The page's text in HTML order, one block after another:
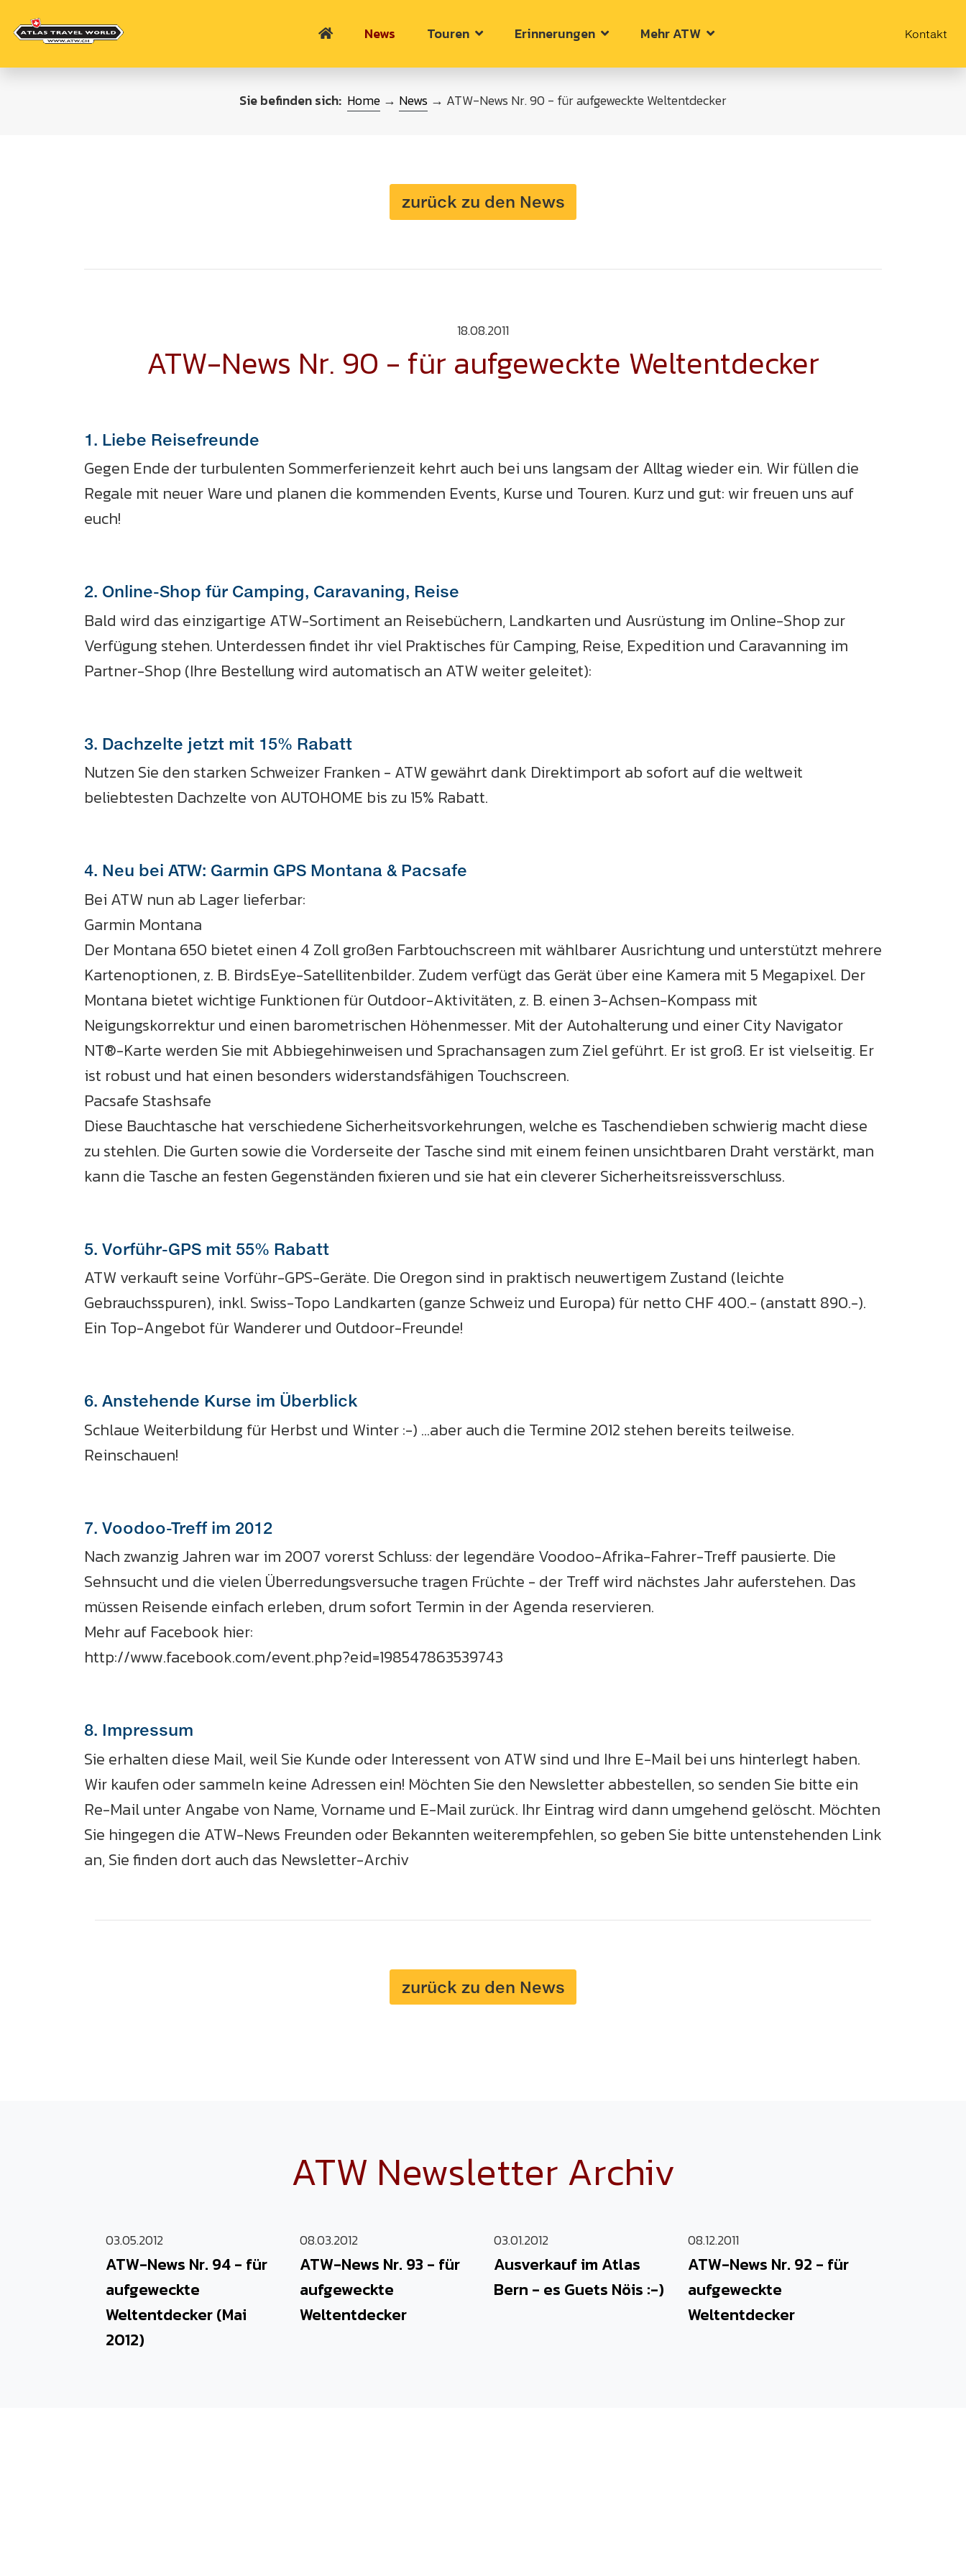
News Touren Erinnerungen Mehr ATW Kontakt
Sie befinden sich: Home → News → ATW-News Nr. 90 - für aufgeweckte Weltentdecker
zurück zu den News
18.08.2011
ATW-News Nr. 90 - für aufgeweckte Weltentdecker
1. Liebe Reisefreunde
Gegen Ende der turbulenten Sommerferienzeit kehrt auch bei uns langsam der Alltag wieder ein. Wir füllen die
Regale mit neuer Ware und planen die kommenden Events, Kurse und Touren. Kurz und gut: wir freuen uns auf
euch!
2. Online-Shop für Camping, Caravaning, Reise
Bald wird das einzigartige ATW-Sortiment an Reisebüchern, Landkarten und Ausrüstung im Online-Shop zur
Verfügung stehen. Unterdessen findet ihr viel Praktisches für Camping, Reise, Expedition und Caravanning im
Partner-Shop (Ihre Bestellung wird automatisch an ATW weiter geleitet):
3. Dachzelte jetzt mit 15% Rabatt
Nutzen Sie den starken Schweizer Franken - ATW gewährt dank Direktimport ab sofort auf die weltweit
beliebtesten Dachzelte von AUTOHOME bis zu 15% Rabatt.
4. Neu bei ATW: Garmin GPS Montana & Pacsafe
Bei ATW nun ab Lager lieferbar:
Garmin Montana
Der Montana 650 bietet einen 4 Zoll großen Farbtouchscreen mit wählbarer Ausrichtung und unterstützt mehrere
Kartenoptionen, z. B. BirdsEye-Satellitenbilder. Zudem verfügt das Gerät über eine Kamera mit 5 Megapixel. Der
Montana bietet wichtige Funktionen für Outdoor-Aktivitäten, z. B. einen 3-Achsen-Kompass mit
Neigungskorrektur und einen barometrischen Höhenmesser. Mit der Autohalterung und einer City Navigator
NT®-Karte werden Sie mit Abbiegehinweisen und Sprachansagen zum Ziel geführt. Er ist groß. Er ist vielseitig. Er
ist robust und hat einen besonders widerstandsfähigen Touchscreen.
Pacsafe Stashsafe
Diese Bauchtasche hat verschiedene Sicherheitsvorkehrungen, welche es Taschendieben schwierig macht diese
zu stehlen. Die Gurten sowie die Vorderseite der Tasche sind mit einem feinen unsichtbaren Draht verstärkt, man
kann die Tasche an festen Gegenständen fixieren und sie hat ein cleverer Sicherheitsreissverschluss.
5. Vorführ-GPS mit 55% Rabatt
ATW verkauft seine Vorführ-GPS-Geräte. Die Oregon sind in praktisch neuwertigem Zustand (leichte
Gebrauchsspuren), inkl. Swiss-Topo Landkarten (ganze Schweiz und Europa) für netto CHF 400.- (anstatt 890.-).
Ein Top-Angebot für Wanderer und Outdoor-Freunde!
6. Anstehende Kurse im Überblick
Schlaue Weiterbildung für Herbst und Winter :-) ...aber auch die Termine 2012 stehen bereits teilweise.
Reinschauen!
7. Voodoo-Treff im 2012
Nach zwanzig Jahren war im 2007 vorerst Schluss: der legendäre Voodoo-Afrika-Fahrer-Treff pausierte. Die
Sehnsucht und die vielen Überredungsversuche tragen Früchte - der Treff wird nächstes Jahr auferstehen. Das
müssen Reisende einfach erleben, drum sofort Termin in der Agenda reservieren.
Mehr auf Facebook hier:
http://www.facebook.com/event.php?eid=198547863539743
8. Impressum
Sie erhalten diese Mail, weil Sie Kunde oder Interessent von ATW sind und Ihre E-Mail bei uns hinterlegt haben.
Wir kaufen oder sammeln keine Adressen ein! Möchten Sie den Newsletter abbestellen, so senden Sie bitte ein
Re-Mail unter Angabe von Name, Vorname und E-Mail zurück. Ihr Eintrag wird dann umgehend gelöscht. Möchten
Sie hingegen die ATW-News Freunden oder Bekannten weiterempfehlen, so geben Sie bitte untenstehenden Link
an, Sie finden dort auch das Newsletter-Archiv
zurück zu den News
ATW Newsletter Archiv
03.05.2012
ATW-News Nr. 94 - für
aufgeweckte
Weltentdecker (Mai
2012)
08.03.2012
ATW-News Nr. 93 - für
aufgeweckte
Weltentdecker
03.01.2012
Ausverkauf im Atlas
Bern - es Guets Nöis :-)
08.12.2011
ATW-News Nr. 92 - für
aufgeweckte
Weltentdecker